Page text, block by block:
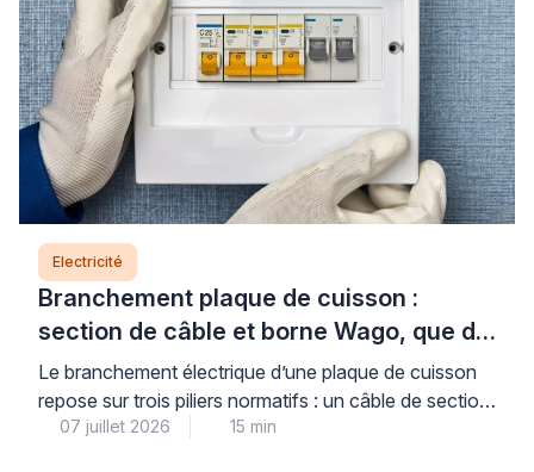
Electricité
Branchement plaque de cuisson :
section de câble et borne Wago, que dit
la norme ?
Le branchement électrique d’une plaque de cuisson
repose sur trois piliers normatifs : un câble de section
adaptée (6 mm² pour les plaques jusqu’à 7 400 W,
07 juillet 2026 15 min